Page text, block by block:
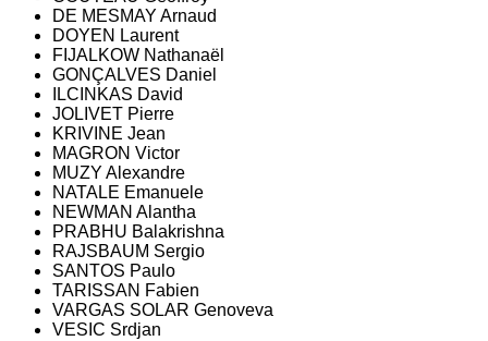
DE MESMAY Arnaud
DOYEN Laurent
FIJALKOW Nathanaël
GONÇALVES Daniel
ILCINKAS David
JOLIVET Pierre
KRIVINE Jean
MAGRON Victor
MUZY Alexandre
NATALE Emanuele
NEWMAN Alantha
PRABHU Balakrishna
RAJSBAUM Sergio
SANTOS Paulo
TARISSAN Fabien
VARGAS SOLAR Genoveva
VESIC Srdjan